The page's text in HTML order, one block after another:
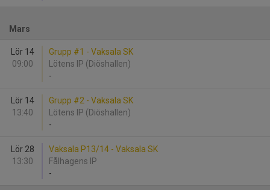
Mars
Lör 14
09:00
Grupp #1 - Vaksala SK
Lötens IP (Diöshallen)
-
Lör 14
13:40
Grupp #2 - Vaksala SK
Lötens IP (Diöshallen)
-
Lör 28
13:30
Vaksala P13/14 - Vaksala SK
Fålhagens IP
-